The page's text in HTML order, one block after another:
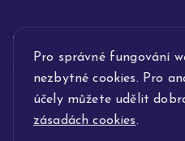
Pro správné fungování
nezbytné cookies. Pro
účely můžete udělit
zásadách cookies.
INFORMACE
POPIS SLUŽEB